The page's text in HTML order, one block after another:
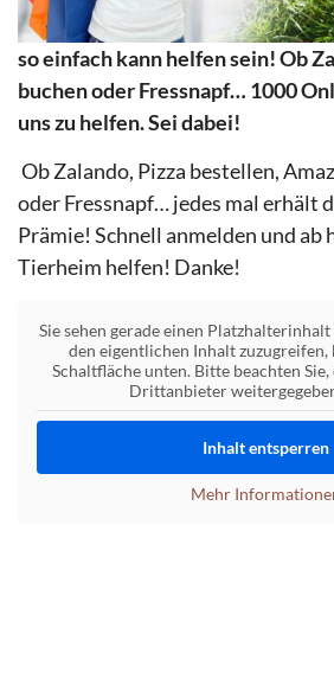
so einfach kann helfen sein! Ob
buchen oder Fressnapf… 1000
uns zu helfen. Sei dabei!
Ob Zalando, Pizza bestellen,
oder Fressnapf… jedes mal erhält
Prämie! Schnell anmelden und ab
Tierheim helfen! Danke!
Sie sehen gerade einen Platzhalterinhalt
den eigentlichen Inhalt zuzugreifen,
Schaltfläche unten. Bitte beachten Sie,
Drittanbieter
Inhalt entsperren
Mehr